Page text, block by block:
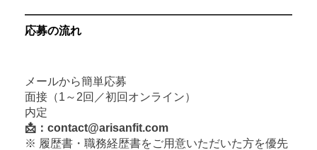
応募の流れ
メールから簡単応募
面接（1～2回／初回オンライン）
内定
📩：contact@arisanfit.com
※ 履歴書・職務経歴書をご用意いただいた方を優先